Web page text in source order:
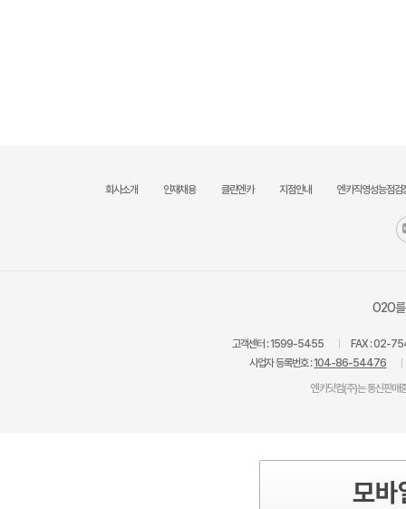
회사소개 인재채용 클린엔카 지점안내 엔카직영성능점검
O2O를
고객센터 :1599-5455 FAX :02-
사업자 등록번호 :104-86-54476
엔카닷컴(주)는 통신판매
모바